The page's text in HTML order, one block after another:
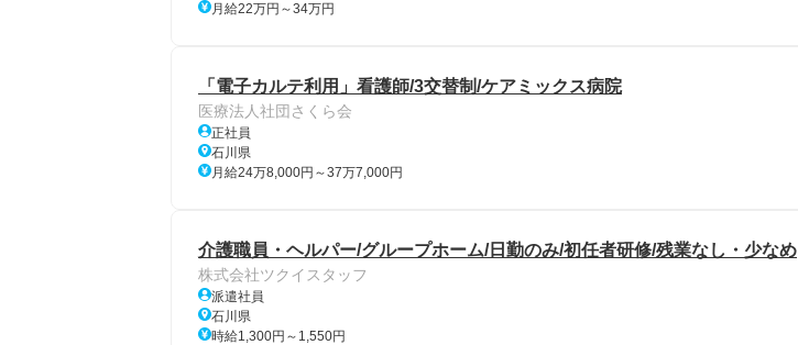
月給22万円～34万円
「電子カルテ利用」看護師/3交替制/ケアミックス病院
医療法人社団さくら会
正社員
石川県
月給24万8,000円～37万7,000円
介護職員・ヘルパー/グループホーム/日勤のみ/初任者研修/残業なし・少なめ
株式会社ツクイスタッフ
派遣社員
石川県
時給1,300円～1,550円